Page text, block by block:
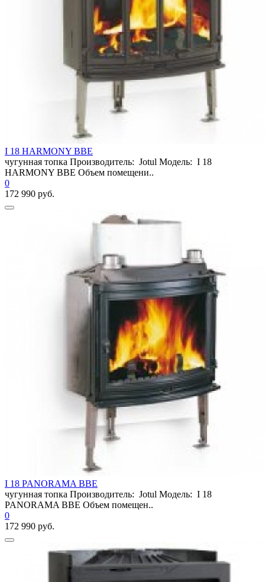
I 18 HARMONY BВE
чугунная топка Производитель: Jotul Модель: I 18
HARMONY BВE Объем помещени..
0
172 990 руб.
I 18 PANORAMA BВE
чугунная топка Производитель: Jotul Модель: I 18
PANORAMA BВE Объем помещен..
0
172 990 руб.